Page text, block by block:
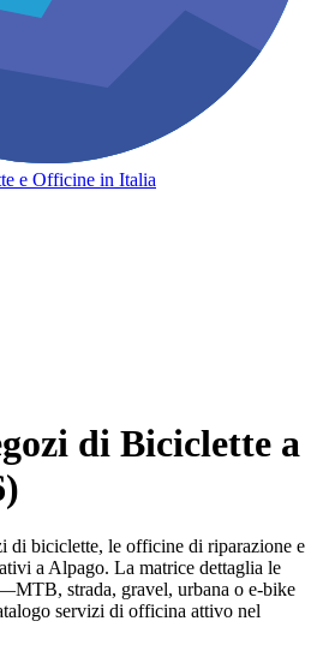
e Officine in Italia
di Biciclette a
di biciclette, le officine di riparazione e
a Alpago. La matrice dettaglia le
strada, gravel, urbana o e-bike
servizi di officina attivo nel